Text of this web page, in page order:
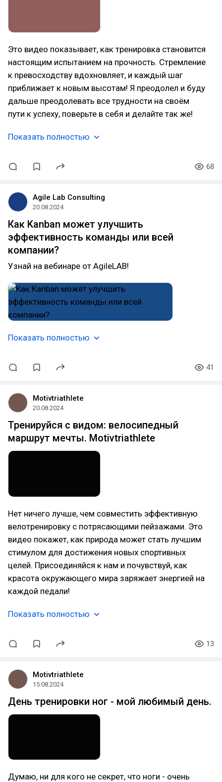
Это видео показывает, как тренировка становится
настоящим испытанием на прочность. Стремление
к превосходству вдохновляет, и каждый шаг
приближает к новым высотам! Я преодолел и буду
дальше преодолевать все трудности на своём
пути к успеху, поверьте в себя и делайте так же!
Показать полностью
68
Agile Lab Consulting
20.08.2024
Как Kanban может улучшить
эффективность команды или всей
компании?
Узнай на вебинаре от AgileLAB!
Показать полностью
41
Motivtriathlete
20.08.2024
Тренируйся с видом: велосипедный
маршрут мечты. Motivtriathlete
Нет ничего лучше, чем совместить эффективную
велотренировку с потрясающими пейзажами. Это
видео покажет, как природа может стать лучшим
стимулом для достижения новых спортивных
целей. Присоединяйся к нам и почувствуй, как
красота окружающего мира заряжает энергией на
каждой педали!
Показать полностью
13
Motivtriathlete
15.08.2024
День тренировки ног - мой любимый день.
Думаю, ни для кого не секрет, что ноги - очень